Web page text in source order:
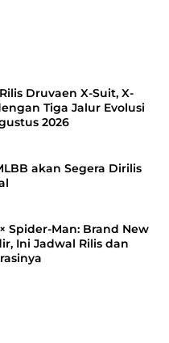
Druvaen X-Suit, X-
Tiga Jalur Evolusi
2026
akan Segera Dirilis
Spider-Man: Brand New
Ini Jadwal Rilis dan